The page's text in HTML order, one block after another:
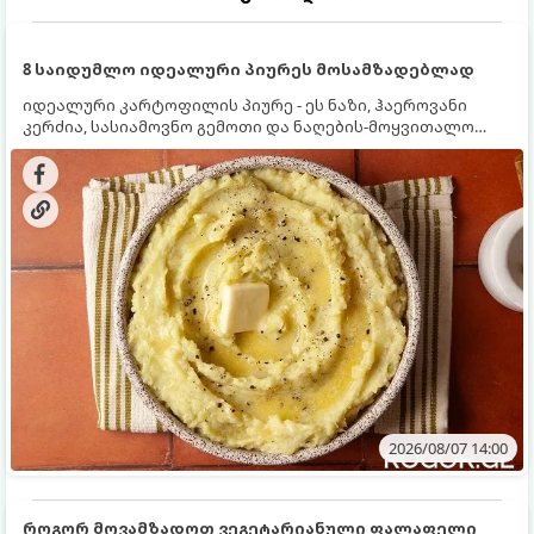
8 საიდუმლო იდეალური პიურეს მოსამზადებლად
იდეალური კარტოფილის პიურე - ეს ნაზი, ჰაეროვანი
კერძია, სასიამოვნო გემოთი და ნაღების-მოყვითალო
ფერით. მისი მომზადება ძალიან მარტივია, მაგრამ
არსებობს რამდენიმე საიდუმლო, რომლებიც უნდა
იცოდეთ, რომ პიურე იდეალურად გემრიელი გამოვიდეს.
2026/08/07 14:00
როგორ მოვამზადოთ ვეგეტარიანული ფალაფელი